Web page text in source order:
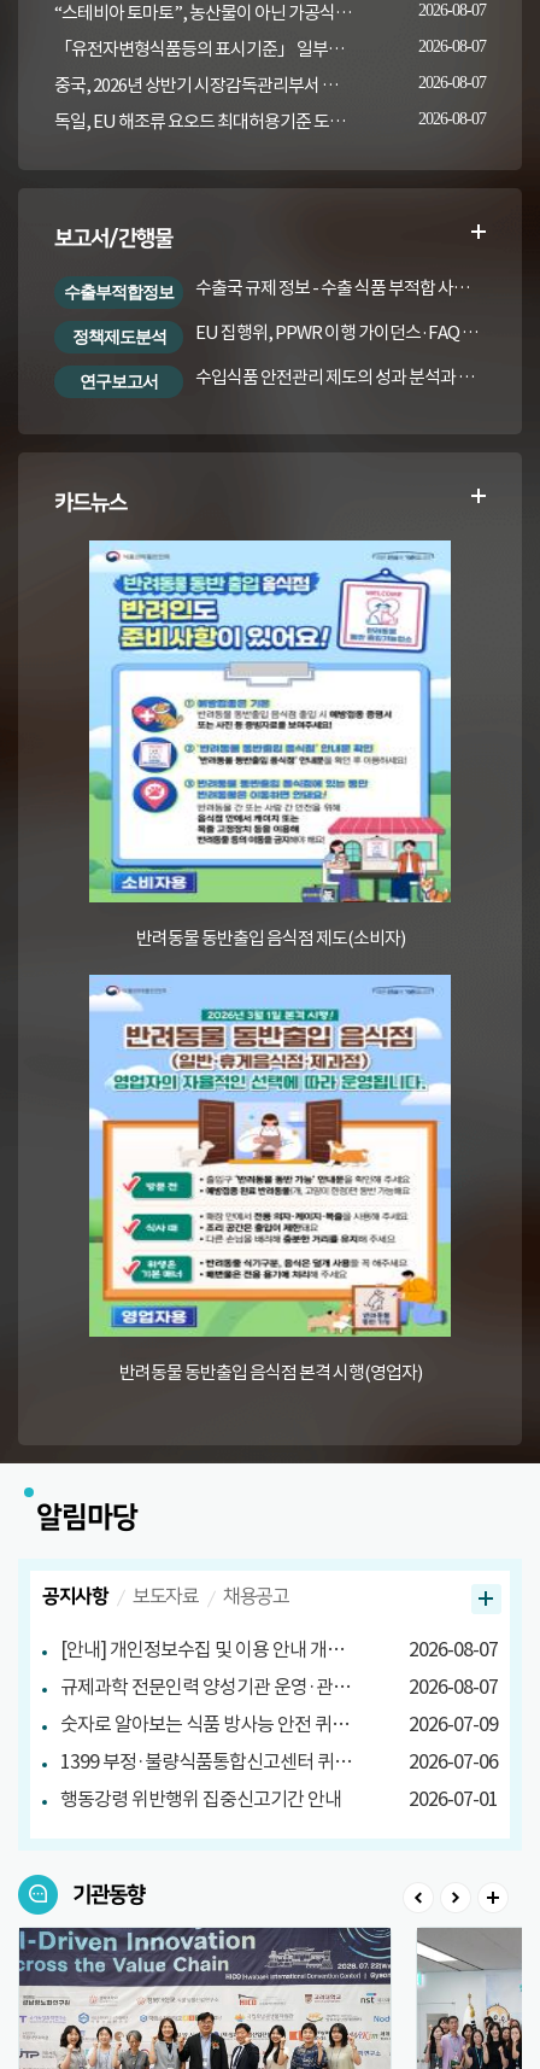
“스테비아 토마토”, 농산물이 아닌 가공식품입니다 2026-08-07
「유전자변형식품등의 표시기준」 일부개정고시(안) 행정예고(식품의약품안전처 공고 제2026-389호, 2026. 8. 5.) 2026-08-07
중국, 2026년 상반기 시장감독관리부서 식품안전 감독 샘플검사 현황 통보 2026-08-07
독일, EU 해조류 요오드 최대허용기준 도입안 평가... 요오드 함량 표시 및 경고문 권고 2026-08-07
보고서/간행물
수출부적합정보 수출국 규제 정보 - 수출 식품 부적합 사례 및 관련 기준·규격('26년 1분기)
정책제도분석 EU 집행위, PPWR 이행 가이던스·FAQ 번역본
연구보고서 수입식품 안전관리 제도의 성과 분석과 수입식품법령의 재정비 방안
카드뉴스
반려동물 동반출입 음식점 제도(소비자)
반려동물 동반출입 음식점 본격 시행(영업자)
알림마당
공지사항
[안내] 개인정보수집 및 이용 안내 개정 안내
2026-08-07
규제과학 전문인력 양성기관 운영·관리방안 마련 연구 관련 설문조사
2026-08-07
숫자로 알아보는 식품 방사능 안전 퀴즈 당첨자 발표
2026-07-09
1399 부정·불량식품통합신고센터 퀴즈 이벤트 당첨자 발표
2026-07-06
행동강령 위반행위 집중신고기간 안내
2026-07-01
보도자료 채용공고
기관동향